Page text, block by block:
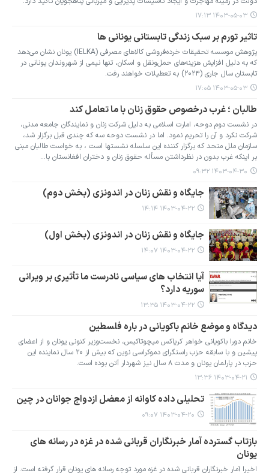
۱۴۰۳-۰۵-۰۳ ۱۷:۱۳
تاثیر تورم بر سبک زندگی تابستانی یونانی ها
پژوهش موسسه تحقیقات خرده‌فروشی کالاهای مصرفی (IELKA) یونان نشان می‌دهد
که به دلیل افزایش هزینه‌های حمل‌ونقل و اسکان، تنها نیمی از شهروندان یونانی در
تابستان سال جاری (۲۰۲۴) به تعطیلات خواهند رفت.
۱۴۰۳-۰۵-۰۳ ۱۷:۰۵
طالبان ؛ غرب درخصوص حقوق زنان با ما تعامل کند
در نشست دوم دوحه، امارت اسلامی به دلیل شرکت زنان و نمایندگان جامعه مدنی،
شرکت نکرد و آن را تحریم نمود. اما در نشست دوحه سه که چندی قبل برگزار شد،
سازمان ملل متحد که برگزار کننده این سلسله نشستها است ، به خواست طالبان مبنی
بر اینکه غرب بدون در نظرداشتن مسأله حقوق زنان و دختران افغانستان با…
۱۴۰۳-۰۴-۳۰ ۰۹:۳۲
جایگاه و نقش زنان در اندونزی (بخش دوم)
۱۴۰۳-۰۴-۲۲ ۱۴:۱۴
جایگاه و نقش زنان در اندونزی (بخش اول)
۱۴۰۳-۰۴-۲۲ ۱۴:۰۷
آیا انتخاب های سیاسی نادرست ما تأثیری بر ویرانی
سوریه دارد؟
۱۴۰۳-۰۴-۲۲ ۱۳:۳۵
دیدگاه و موضع خانم باکویانی در باره فلسطین
خانم دورا باکویانی خواهر کریاکس میچوتاکیس، نخست‌وزیر کنونی یونان و از اعضای
پیشین و با سابقه حزب راستگرای دموکراسی نوین که بیش از ۲۰ سال نماینده این
حزب در پارلمان یونان و مدت ۸ سال نیز شهردار آتن بوده است.
۱۴۰۳-۰۴-۲۱ ۱۳:۳۶
تحلیلی داده کاوانه از معضل ازدواج جوانان در چین
۱۴۰۳-۰۴-۲۰ ۰۹:۰۷
بازتاب گسترده آمار خبرنگاران قربانی شده در غزه در رسانه های
یونان
اخیرا آمار خبرنگاران قربانی شده در غزه مورد توجه رسانه های یونان قرار گرفته است. از